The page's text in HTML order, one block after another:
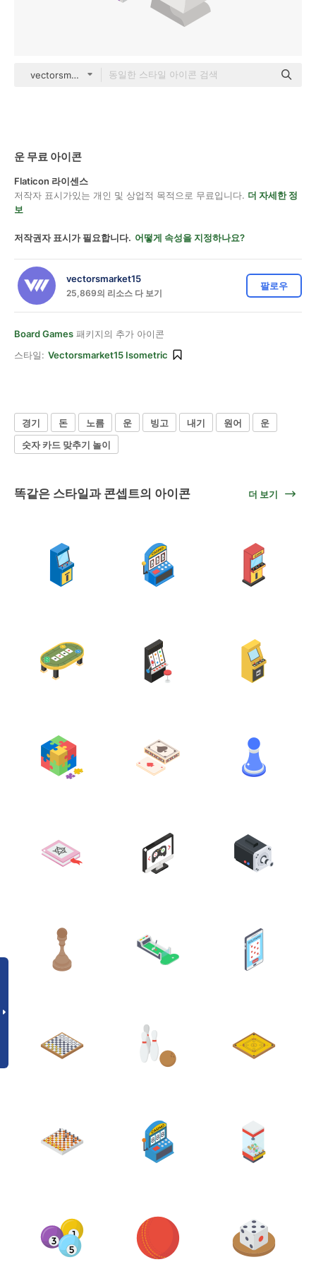
vectorsmarket15 Isometric
운 무료 아이콘
Flaticon 라이센스
저작자 표시가있는 개인 및 상업적 목적으로 무료입니다. 더 자세한 정
보
저작권자 표시가 필요합니다. 어떻게 속성을 지정하나요?
vectorsmarket15
25,869의 리소스 다 보기
팔로우
Board Games 패키지의 추가 아이콘
스타일: Vectorsmarket15 Isometric
경기 돈 노름 운 빙고 내기 원어
운
숫자 카드 맞추기 놀이
똑같은 스타일과 콘셉트의 아이콘 더 보기